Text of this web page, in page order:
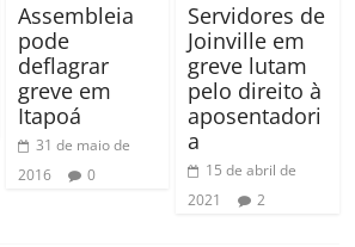
Assembleia
pode
deflagrar
greve em
Itapoá
31 de maio de
2016
0
Servidores de
Joinville em
greve lutam
pelo direito à
aposentadori
a
15 de abril de
2021
2